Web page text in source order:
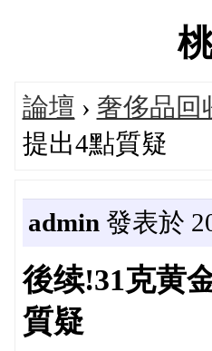
論壇 › 奢侈品回
提出4點質疑
admin 發表於
後续!31克黄
質疑